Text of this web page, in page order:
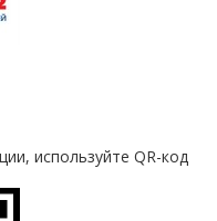
используйте QR-код